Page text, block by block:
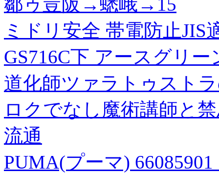
ミドリ安全 帯電防止
GS716C下 アースグリ
道化師ツァラトゥスト
ロクでなし魔術講師と
流通
PUMA(プーマ)